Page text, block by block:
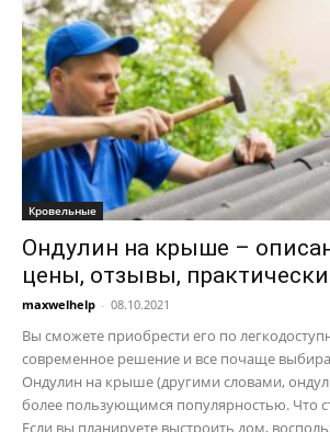
Кровельные
Ондулин на крыше –
цены, отзывы,
maxwelhelp - 08.10.2021
Вы сможете приобрести его по
современное решение и все почаще
Ондулин на крыше (другими словами,
более пользующимся популярностью. Что
Если вы планируете выстроить дом,